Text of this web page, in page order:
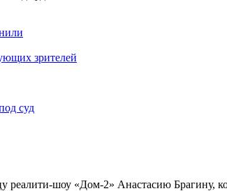
зрителей
суд
шоу «Дом-2» Анастасию Брагину,